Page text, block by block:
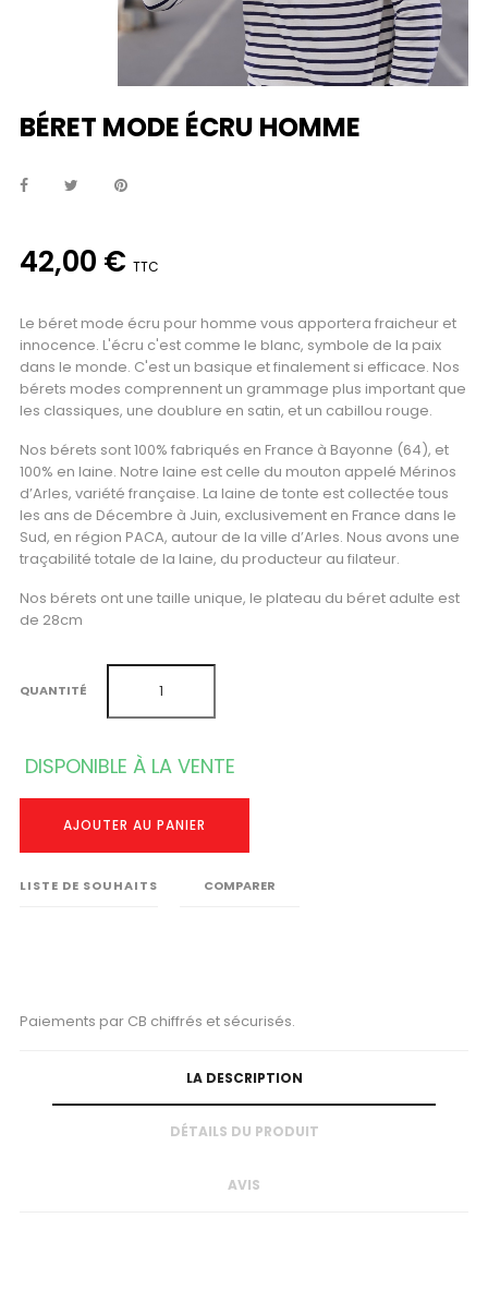
BÉRET MODE ÉCRU HOMME
42,00 € TTC
Le béret mode écru pour homme vous apportera fraicheur et
innocence. L'écru c'est comme le blanc, symbole de la paix
dans le monde. C'est un basique et finalement si efficace. Nos
bérets modes comprennent un grammage plus important que
les classiques, une doublure en satin, et un cabillou rouge.
Nos bérets sont 100% fabriqués en France à Bayonne (64), et
100% en laine. Notre laine est celle du mouton appelé Mérinos
d’Arles, variété française. La laine de tonte est collectée tous
les ans de Décembre à Juin, exclusivement en France dans le
Sud, en région PACA, autour de la ville d’Arles. Nous avons une
traçabilité totale de la laine, du producteur au filateur.
Nos bérets ont une taille unique, le plateau du béret adulte est
de 28cm
QUANTITÉ
DISPONIBLE À LA VENTE
AJOUTER AU PANIER
LISTE DE SOUHAITS COMPARER
Paiements par CB chiffrés et sécurisés.
LA DESCRIPTION
DÉTAILS DU PRODUIT
AVIS